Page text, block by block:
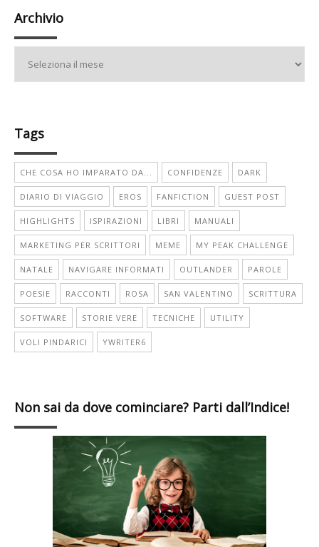
Archivio
Tags
CHE COSA HO IMPARATO DA... CONFIDENZE DARK
DIARIO DI VIAGGIO EROS FANFICTION GUEST POST
HIGHLIGHTS ISPIRAZIONI LIBRI MANUALI
MARKETING PER SCRITTORI MEME MY PEAK CHALLENGE
NATALE NAVIGARE INFORMATI OUTLANDER PAROLE
POESIE RACCONTI ROSA SAN VALENTINO SCRITTURA
SOFTWARE STORIE VERE TECNICHE UTILITY
VOLI PINDARICI YWRITER6
Non sai da dove cominciare? Parti dall’Indice!